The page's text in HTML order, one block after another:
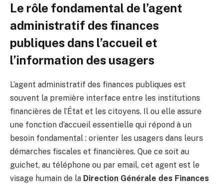
Le rôle fondamental de l’agent
administratif des finances
publiques dans l’accueil et
l’information des usagers
L’agent administratif des finances publiques est
souvent la première interface entre les institutions
financières de l’État et les citoyens. Il ou elle assure
une fonction d’accueil essentielle qui répond à un
besoin fondamental : orienter les usagers dans leurs
démarches fiscales et financières. Que ce soit au
guichet, au téléphone ou par email, cet agent est le
visage humain de la Direction Générale des Finances